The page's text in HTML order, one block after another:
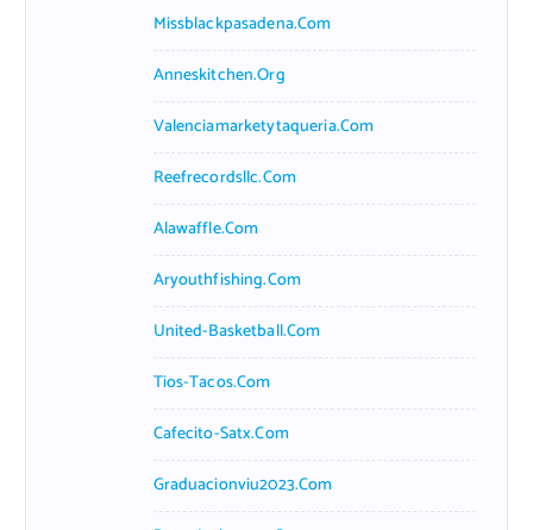
Missblackpasadena.com
Anneskitchen.org
Valenciamarketytaqueria.com
Reefrecordsllc.com
Alawaffle.com
Aryouthfishing.com
United-Basketball.com
Tios-Tacos.com
Cafecito-Satx.com
Graduacionviu2023.com